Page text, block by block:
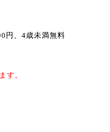
円、4歳未満無料
す。